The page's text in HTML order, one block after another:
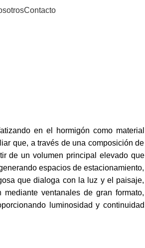
Contacto
en el hormigón como material
que, a través de una composición de
de un volumen principal elevado que
espacios de estacionamiento,
que dialoga con la luz y el paisaje,
ventanales de gran formato,
luminosidad y continuidad